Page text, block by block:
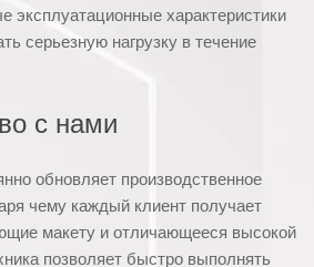
эксплуатационные характеристики
серьезную нагрузку в течение
с нами
обновляет производственное
чему каждый клиент получает
макету и отличающееся высокой
позволяет быстро выполнять